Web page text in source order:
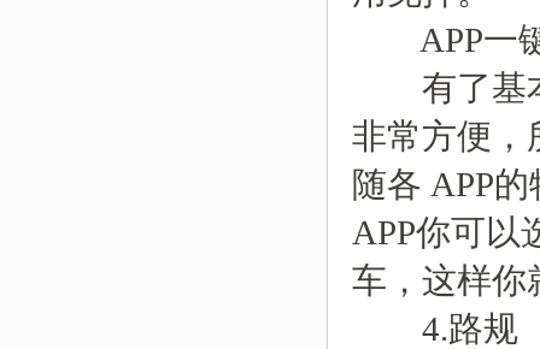
APP一
有了基本
非常方便，
随各 APP
APP你可以
车，这样你
4.路规